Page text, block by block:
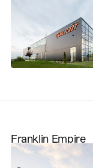
Franklin Empire